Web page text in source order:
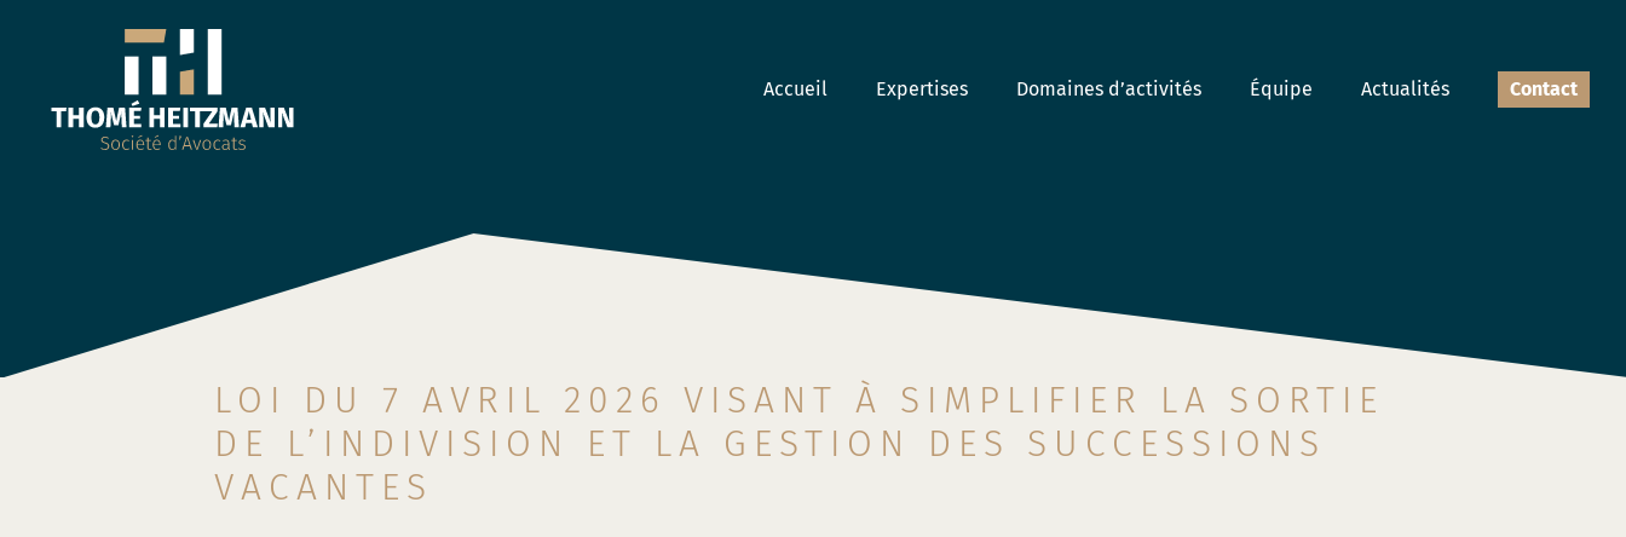
Accueil Expertises Domaines d’activités Équipe Actualités Contact
LOI DU 7 AVRIL 2026 VISANT À SIMPLIFIER LA SORTIE
DE L’INDIVISION ET LA GESTION DES SUCCESSIONS
VACANTES